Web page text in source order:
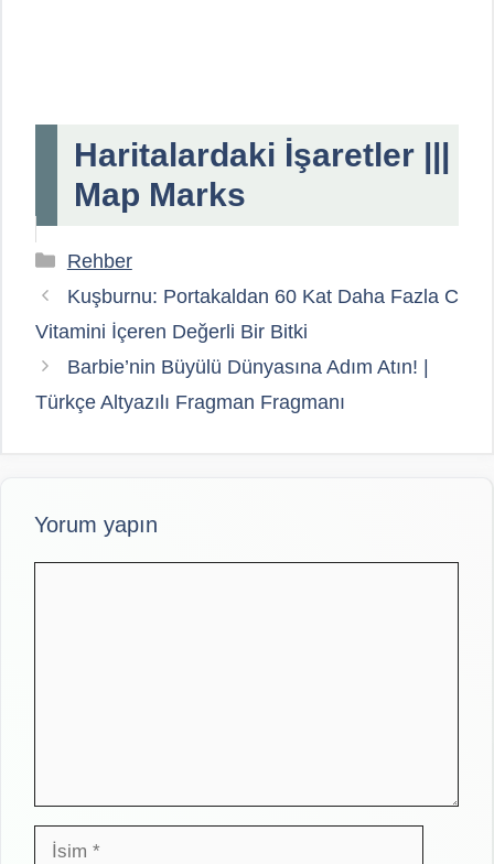
Haritalardaki İşaretler |||
Map Marks
Kategoriler
Rehber
Kuşburnu: Portakaldan 60 Kat Daha Fazla C
Vitamini İçeren Değerli Bir Bitki
Barbie’nin Büyülü Dünyasına Adım Atın! |
Türkçe Altyazılı Fragman Fragmanı
Yorum yapın
İsim